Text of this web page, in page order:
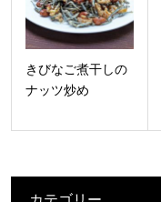
きびなご煮干しの
ナッツ炒め